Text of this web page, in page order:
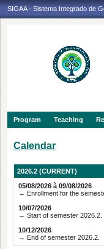
SIGAA - Sistema Integrado de
Program Teaching
Calendar
2026.2 (CURRENT)
05/08/2026 à 09/08/2026
→ Enrollment for the
10/07/2026
→ Start of semester 2026.2.
10/12/2026
→ End of semester 2026.2.